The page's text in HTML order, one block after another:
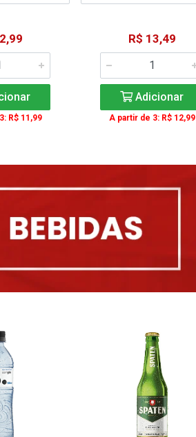
R$ 11,99
R$ 13,49
Adicionar
A partir de 3: R$ 12,99